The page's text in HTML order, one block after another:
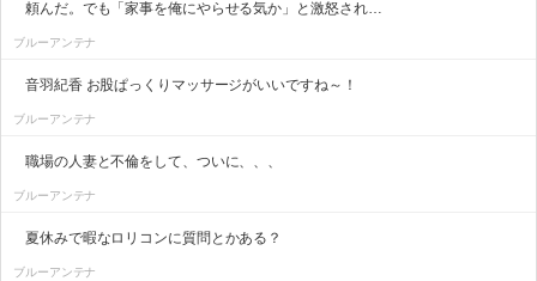
頼んだ。でも「家事を俺にやらせる気か」と激怒され…
ブルーアンテナ
音羽紀香 お股ぱっくりマッサージがいいですね～！
ブルーアンテナ
職場の人妻と不倫をして、ついに、、、
ブルーアンテナ
夏休みで暇なロリコンに質問とかある？
ブルーアンテナ